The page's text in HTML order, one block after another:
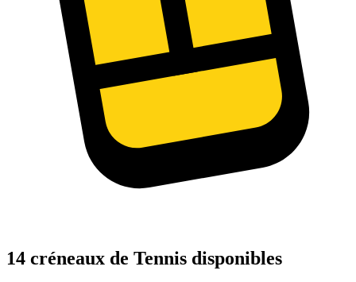
14 créneaux de Tennis disponibles